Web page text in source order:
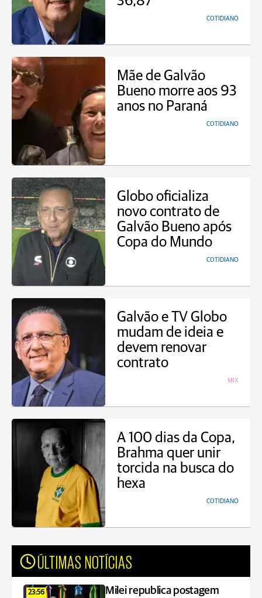
COTIDIANO
Mãe de Galvão
Bueno morre aos 93
anos no Paraná
COTIDIANO
Globo oficializa
novo contrato de
Galvão Bueno após
Copa do Mundo
COTIDIANO
Galvão e TV Globo
mudam de ideia e
devem renovar
contrato
MIX
A 100 dias da Copa,
Brahma quer unir
torcida na busca do
hexa
COTIDIANO
ÚLTIMAS NOTÍCIAS
23:56
Milei republica postagem